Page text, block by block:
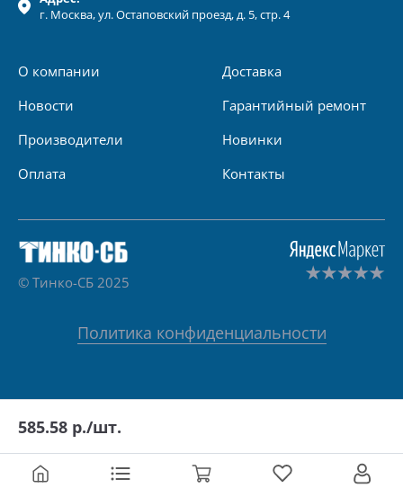
585.58 р./шт.
г. Москва, ул.Остаповский проезд, д. 5, стр. 4
О компании
Новости
Производители
Оплата
Доставка
Гарантийный ремонт
Новинки
Контакты
© Тинко-СБ 2025
Политика конфиденциальности